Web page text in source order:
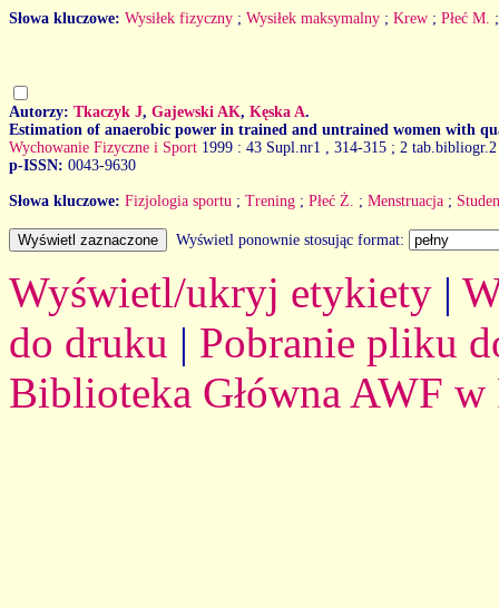
Słowa kluczowe: Wysiłek fizyczny ; Wysiłek maksymalny ; Krew ; Płeć M.
Autorzy: Tkaczyk J, Gajewski AK, Kęska A.
Estimation of anaerobic power in trained and untrained women with
Wychowanie Fizyczne i Sport 1999 : 43 Supl.nr1
, 314-315 ; 2
p-ISSN: 0043-9630
Słowa kluczowe: Fizjologia sportu ; Trening ; Płeć Ż. ; Menstruacja ;
Wyświetl ponownie stosując format:
Wyświetl/ukryj etykiety |
do druku | Pobranie pliku
Biblioteka Główna AWF w